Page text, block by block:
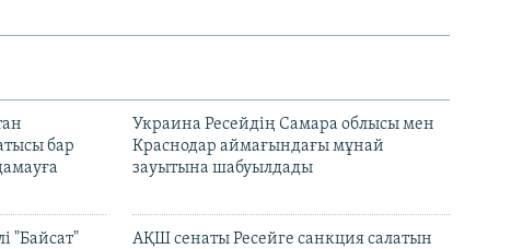
бар
Украина Ресейдің Самара облысы мен
Краснодар аймағындағы мұнай
зауытына шабуылдады
"Байсат"
АҚШ сенаты Ресейге санкция салатын